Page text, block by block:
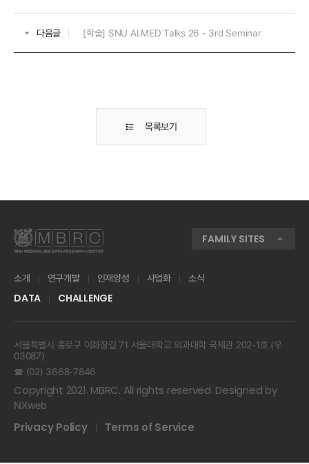
다음글 [학술] SNU AI.MED Talks 26 - 3rd Seminar
목록보기
소개 연구개발 인재양성 사업화 소식
DATA CHALLENGE
FAMILY SITES
서울특별시 종로구 이화장길 71 서울대학교 의과대학 국제관 202-1호 (우
03087)
☎ (02) 3668-7846
Copyright 2021. MBRC. All rights reserved. Designed by
NXweb
Privacy Policy Terms of Service